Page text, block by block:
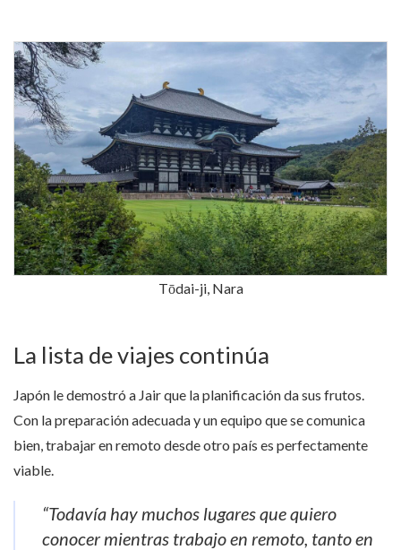
Tōdai-ji, Nara
La lista de viajes continúa
Japón le demostró a Jair que la planificación da sus frutos.
Con la preparación adecuada y un equipo que se comunica
bien, trabajar en remoto desde otro país es perfectamente
viable.
“Todavía hay muchos lugares que quiero
conocer mientras trabajo en remoto, tanto en